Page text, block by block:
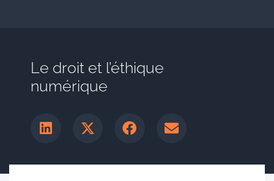
Le droit et l’éthique
numérique